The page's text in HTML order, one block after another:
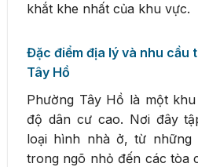
khắt khe nhất của khu vực.
Đặc điểm địa lý và nhu cầu
Tây Hồ
Phường Tây Hồ là một
độ dân cư cao. Nơi đây
loại hình nhà ở, từ
trong ngõ nhỏ đến các tòa